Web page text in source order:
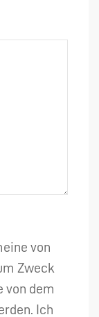
von
Zweck
von dem
Ich